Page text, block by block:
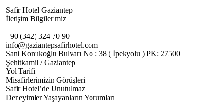
Safir Hotel Gaziantep
İletişim Bilgilerimiz
+90 (342) 324 70 90
info@gaziantepsafirhotel.com
Sani Konukoğlu Bulvarı No : 38 ( İpekyolu ) PK: 27500
Şehitkamil / Gaziantep
Yol Tarifi
Misafirlerimizin Görüşleri
Safir Hotel’de Unutulmaz
Deneyimler Yaşayanların Yorumları